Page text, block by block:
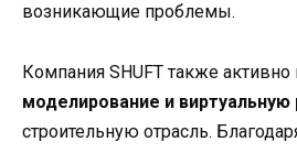
возникающие проблемы.
Компания SHUFT также активно
моделирование и виртуальную
строительную отрасль.